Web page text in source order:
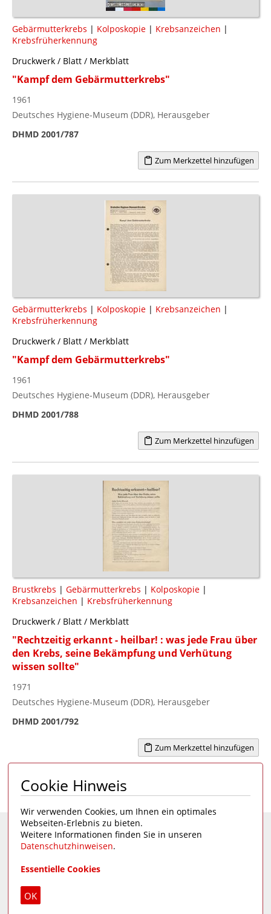
Gebärmutterkrebs | Kolposkopie | Krebsanzeichen |
Krebsfrüherkennung
Druckwerk / Blatt / Merkblatt
"Kampf dem Gebärmutterkrebs"
1961
Deutsches Hygiene-Museum (DDR), Herausgeber
DHMD 2001/787
Zum Merkzettel hinzufügen
Gebärmutterkrebs | Kolposkopie | Krebsanzeichen |
Krebsfrüherkennung
Druckwerk / Blatt / Merkblatt
"Kampf dem Gebärmutterkrebs"
1961
Deutsches Hygiene-Museum (DDR), Herausgeber
DHMD 2001/788
Zum Merkzettel hinzufügen
Brustkrebs | Gebärmutterkrebs | Kolposkopie |
Krebsanzeichen | Krebsfrüherkennung
Druckwerk / Blatt / Merkblatt
"Rechtzeitig erkannt - heilbar! : was jede Frau über
den Krebs, seine Bekämpfung und Verhütung
wissen sollte"
1971
Deutsches Hygiene-Museum (DDR), Herausgeber
DHMD 2001/792
Zum Merkzettel hinzufügen
Seite 1 von 5 1 2 3 4 5 >
Eine Seite desDeutschen Hygiene-Museums
Cookie Hinweis
Wir verwenden Cookies, um Ihnen ein optimales
Webseiten-Erlebnis zu bieten.
Weitere Informationen finden Sie in unseren
Datenschutzhinweisen.
Essentielle Cookies
OK